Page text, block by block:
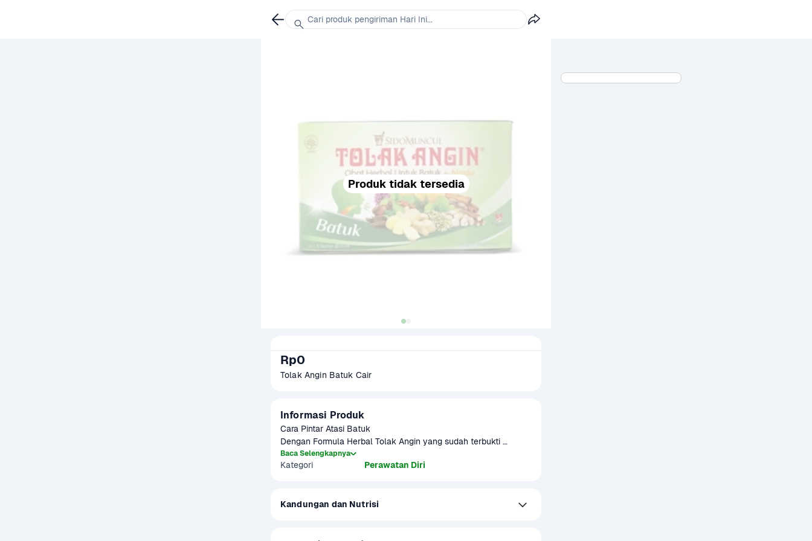
Produk tidak tersedia
Rp0
Tolak Angin Batuk Cair
Informasi Produk
Cara Pintar Atasi Batuk
Dengan Formula Herbal Tolak Angin yang sudah terbukti
meningkatkan daya tahan tubuh, ditambah bahan – bahan :
- Valerian
- LICORICE
Baca Selengkapnya
Kategori Perawatan Diri
Kandungan dan Nutrisi
Cari produk pengiriman Hari Ini...